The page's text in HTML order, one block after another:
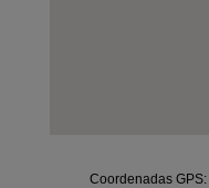
Coordenadas GPS: